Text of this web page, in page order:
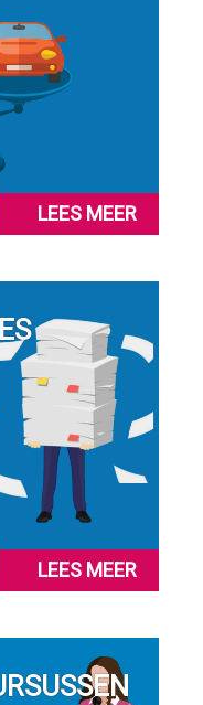
LEES MEER
LEES MEER